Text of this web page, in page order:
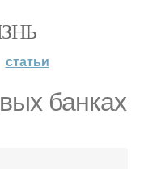
статьи
банках